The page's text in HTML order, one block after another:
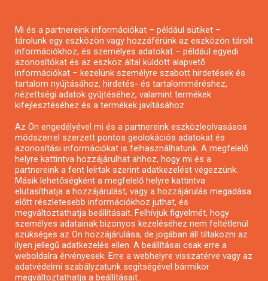
Pályázatírás civil szervezeteknek
Pályázatírás önkormányzatoknak
Pályázatfigyelés
Specifikus pályázatfigyelés vagy hírlevél
Pályázatok magánszemélyeknek
Pályázatok civil szervezeteknek
Pályázatok vállalkozásoknak
Önkormányzati pályázatok
Mezőgazdasági pályázatok
Falusi turizmus pályázatok
Napelem pályázatok
GINOP pályázatok
Mi és a partnereink információkat – például sütiket –
tárolunk egy eszközön vagy hozzáférünk az eszközön tárolt
információkhoz, és személyes adatokat – például egyedi
azonosítókat és az eszköz által küldött alapvető
információkat – kezelünk személyre szabott hirdetések és
tartalom nyújtásához, hirdetés- és tartalomméréshez,
nézettségi adatok gyűjtéséhez, valamint termékek
kifejlesztéséhez és a termékek javításához.
Az Ön engedélyével mi és a partnereink eszközleolvasásos
módszerrel szerzett pontos geolokációs adatokat és
azonosítási információkat is felhasználhatunk. A megfelelő
helyre kattintva hozzájárulhat ahhoz, hogy mi és a
partnereink a fent leírtak szerint adatkezelést végezzünk.
Másik lehetőségként a megfelelő helyre kattintva
elutasíthatja a hozzájárulást, vagy a hozzájárulás megadása
előtt részletesebb információkhoz juthat, és
megváltoztathatja beállításait. Felhívjuk figyelmét, hogy
személyes adatainak bizonyos kezeléséhez nem feltétlenül
szükséges az Ön hozzájárulása, de jogában áll tiltakozni az
ilyen jellegű adatkezelés ellen. A beállításai csak erre a
weboldalra érvényesek. Erre a webhelyre visszatérve vagy az
adatvédelmi szabályzatunk segítségével bármikor
megváltoztathatja a beállításait..